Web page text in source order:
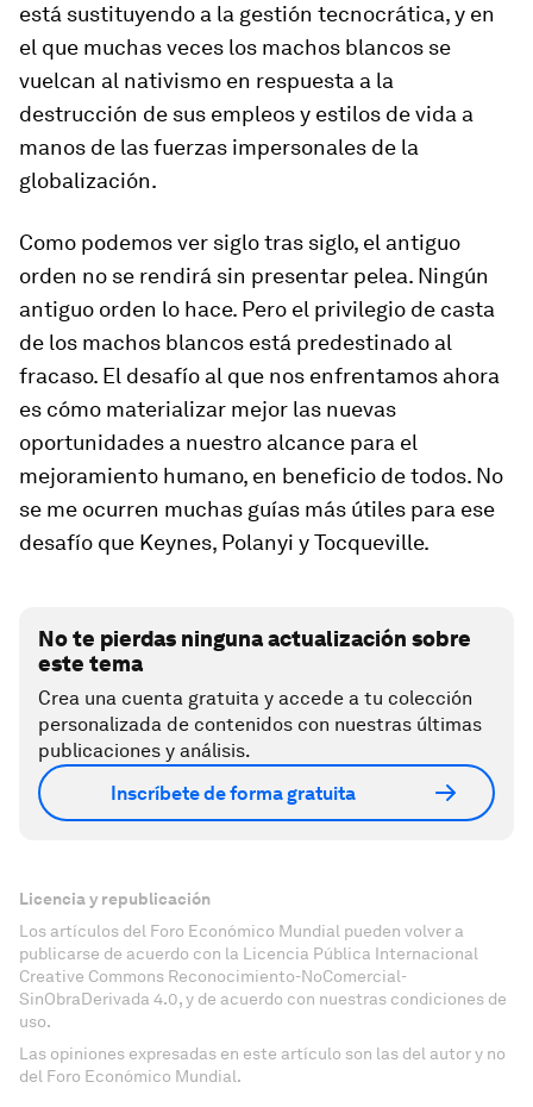
está sustituyendo a la gestión tecnocrática, y en
el que muchas veces los machos blancos se
vuelcan al nativismo en respuesta a la
destrucción de sus empleos y estilos de vida a
manos de las fuerzas impersonales de la
globalización.
Como podemos ver siglo tras siglo, el antiguo
orden no se rendirá sin presentar pelea. Ningún
antiguo orden lo hace. Pero el privilegio de casta
de los machos blancos está predestinado al
fracaso. El desafío al que nos enfrentamos ahora
es cómo materializar mejor las nuevas
oportunidades a nuestro alcance para el
mejoramiento humano, en beneficio de todos. No
se me ocurren muchas guías más útiles para ese
desafío que Keynes, Polanyi y Tocqueville.
No te pierdas ninguna actualización sobre
este tema
Crea una cuenta gratuita y accede a tu colección
personalizada de contenidos con nuestras últimas
publicaciones y análisis.
Inscríbete de forma gratuita
Licencia y republicación
Los artículos del Foro Económico Mundial pueden volver a
publicarse de acuerdo con la Licencia Pública Internacional
Creative Commons Reconocimiento-NoComercial-
SinObraDerivada 4.0, y de acuerdo con nuestras condiciones de
uso.
Las opiniones expresadas en este artículo son las del autor y no
del Foro Económico Mundial.